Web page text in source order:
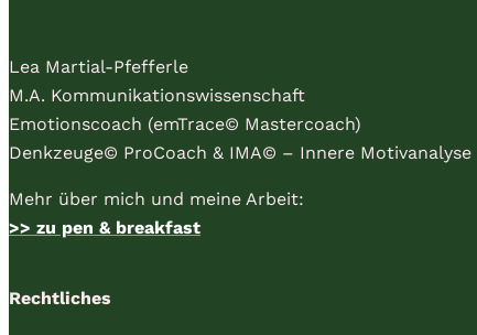
Lea Martial-Pfefferle
M.A. Kommunikationswissenschaft
Emotionscoach (emTrace© Mastercoach)
Denkzeuge© ProCoach & IMA© – Innere Motivanalyse
Mehr über mich und meine Arbeit:
>> zu pen & breakfast
Rechtliches